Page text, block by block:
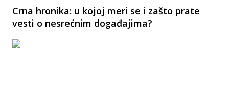
Crna hronika: u kojoj meri se i zašto prate
vesti o nesrećnim događajima?